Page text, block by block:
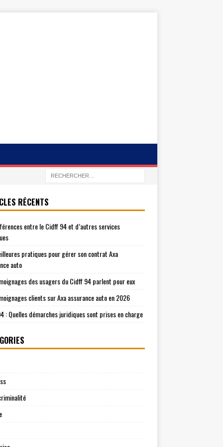
RÉCENTS
entre le Cidff 94 et d’autres services
pratiques pour gérer son contrat Axa
auto
des usagers du Cidff 94 parlent pour eux
clients sur Axa assurance auto en 2026
: Quelles démarches juridiques sont prises en charge